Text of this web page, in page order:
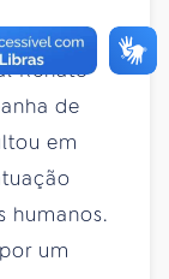
Renato
de
em
humanos.
um